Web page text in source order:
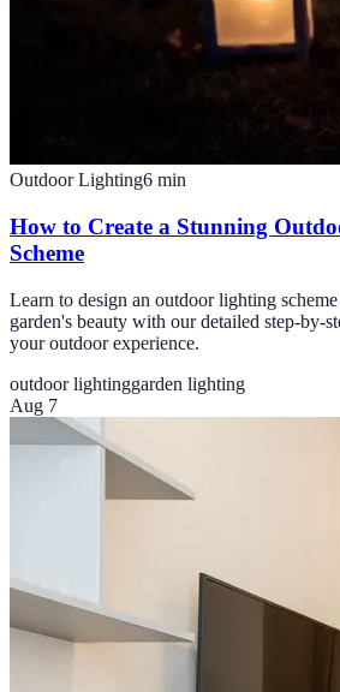
Outdoor Lighting6 min
How to Create a Stunning
Scheme
Learn to design an outdoor lighting
garden's beauty with our detailed step-by-
your outdoor experience.
outdoor lightinggarden lighting
Aug 7